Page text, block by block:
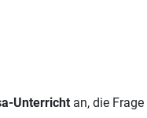
Unterricht an, die